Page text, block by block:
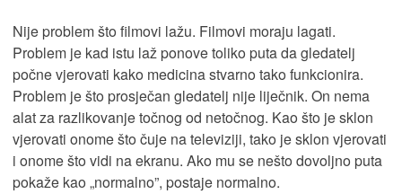
Nije problem što filmovi lažu. Filmovi moraju lagati.
Problem je kad istu laž ponove toliko puta da gledatelj
počne vjerovati kako medicina stvarno tako funkcionira.
Problem je što prosječan gledatelj nije liječnik. On nema
alat za razlikovanje točnog od netočnog. Kao što je sklon
vjerovati onome što čuje na televiziji, tako je sklon vjerovati
i onome što vidi na ekranu. Ako mu se nešto dovoljno puta
pokaže kao „normalno”, postaje normalno.